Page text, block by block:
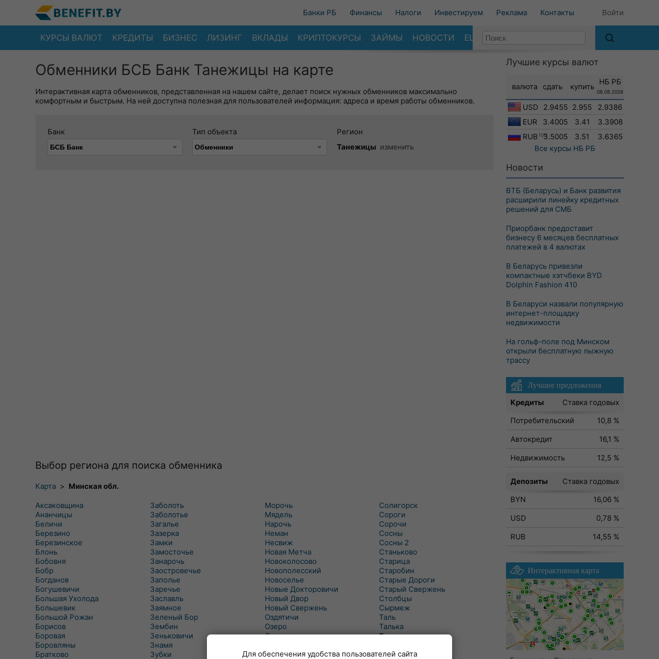
Банки РБ Финансы Налоги Инвестируем Реклама Контакты Войти
КУРСЫ ВАЛЮТ КРЕДИТЫ БИЗНЕС ЛИЗИНГ ВКЛАДЫ КРИПТОКУРСЫ ЗАЙМЫ НОВОСТИ ЕЩЕ
Обменники БСБ Банк Танежицы на карте
Интерактивная карта обменников, представленная на нашем сайте, делает поиск нужных обменников максимально
комфортным и быстрым. На ней доступна полезная для пользователей информация: адреса и время работы обменников.
Банк Тип объекта
Регион
Танежицы изменить
Выбор региона для поиска обменника
Карта > Минская обл.
Аксаковщина
Ананчицы
Беличи
Березино
Березинское
Блонь
Бобовня
Бобр
Богданов
Богушевичи
Большая Ухолода
Большевик
Большой Рожан
Борисов
Боровая
Боровляны
Братково
Заболоть
Заболотье
Загалье
Зазерка
Замки
Замосточье
Занарочь
Заостровечье
Заполье
Заречье
Заславль
Заямное
Зеленый Бор
Зембин
Зеньковичи
Знамя
Зубки
Морочь
Мядель
Нарочь
Неман
Несвиж
Новая Метча
Новоколосово
Новополесский
Новоселье
Новые Докторовичи
Новый Двор
Новый Свержень
Оздятичи
Озеро
Озерцо
Октябрь
Солигорск
Сороги
Сорочи
Сосны
Сосны 2
Станьково
Старица
Старобин
Старые Дороги
Старый Свержень
Столбцы
Сырмеж
Таль
Талька
Танежицы
Турец-Бояры
Лучшие курсы валют
валюта сдать купить
НБ РБ
08.08.2026
USD 2.9455 2.955
2.9386
EUR
3.4005 3.41
3.3908
RUB 1003.5005 3.51
3.6365
Все курсы НБ РБ
Новости
ВТБ (Беларусь) и Банк развития
расширили линейку кредитных
решений для СМБ
Приорбанк предоставит
бизнесу 6 месяцев бесплатных
платежей в 4 валютах
В Беларусь привезли
компактные хэтчбеки BYD
Dolphin Fashion 410
В Беларуси назвали популярную
интернет-площадку
недвижимости
На гольф-поле под Минском
открыли бесплатную лыжную
трассу
Лучшие предложения
Кредиты
Ставка годовых
Потребительский
10,8 %
Автокредит
16,1 %
Недвижимость
12,5 %
Депозиты
Ставка годовых
BYN
16,06 %
USD
0,78 %
RUB
14,55 %
Интерактивная карта
Для обеспечения удобства пользователей сайта